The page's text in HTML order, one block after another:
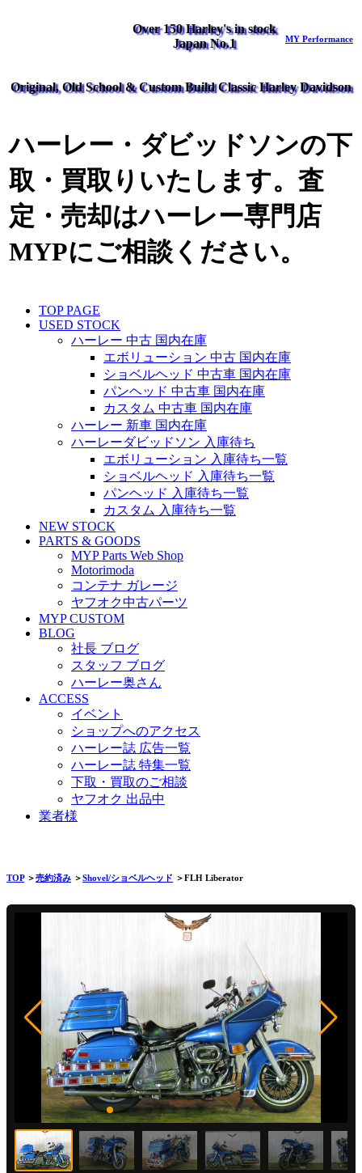
Over 150 Harley's in stock
Japan No.1
MY Performance
Original, Old School & Custom Build Classic Harley Davidson
ハーレー・ダビッドソンの下
取・買取りいたします。査
定・売却はハーレー専門店
MYPにご相談ください。
TOP PAGE
USED STOCK
ハーレー 中古 国内在庫
エボリューション 中古 国内在庫
ショベルヘッド 中古車 国内在庫
パンヘッド 中古車 国内在庫
カスタム 中古車 国内在庫
ハーレー 新車 国内在庫
ハーレーダビッドソン 入庫待ち
エボリューション 入庫待ち一覧
ショベルヘッド 入庫待ち一覧
パンヘッド 入庫待ち一覧
カスタム 入庫待ち一覧
NEW STOCK
PARTS & GOODS
MYP Parts Web Shop
Motorimoda
コンテナ ガレージ
ヤフオク中古パーツ
MYP CUSTOM
BLOG
社長 ブログ
スタッフ ブログ
ハーレー奥さん
ACCESS
イベント
ショップへのアクセス
ハーレー誌 広告一覧
ハーレー誌 特集一覧
下取・買取のご相談
ヤフオク 出品中
業者様
TOP＞売約済み ＞Shovel/ショベルヘッド ＞FLH Liberator